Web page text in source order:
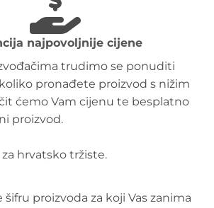
najpovoljnije cijene
trudimo se ponuditi
pronađete proizvod s nižim
ćemo Vam cijenu te besplatno
proizvod.
hrvatsko tržiste.
proizvoda za koji Vas zanima